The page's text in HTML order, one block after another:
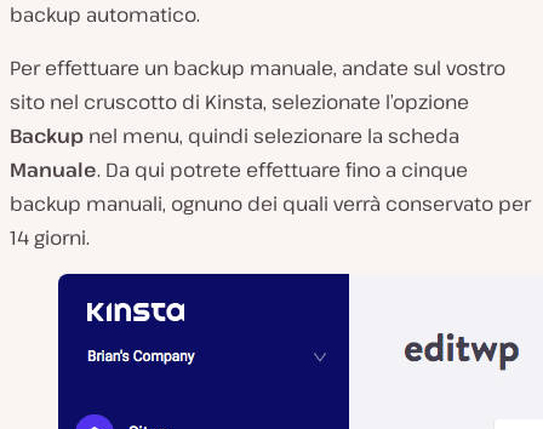
backup automatico.
Per effettuare un backup manuale, andate sul vostro
sito nel cruscotto di Kinsta, selezionate l’opzione
Backup nel menu, quindi selezionare la scheda
Manuale. Da qui potrete effettuare fino a cinque
backup manuali, ognuno dei quali verrà conservato per
14 giorni.